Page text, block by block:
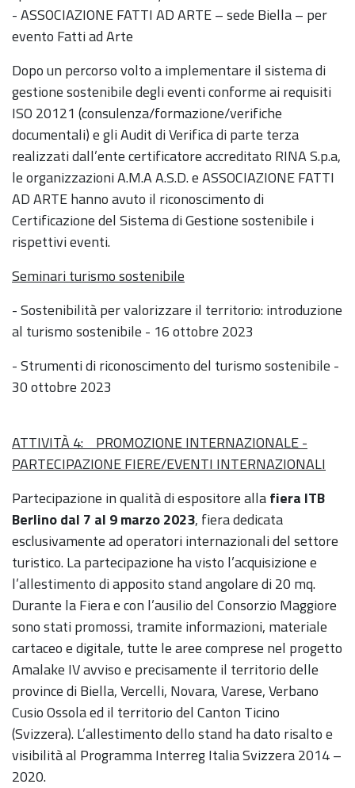
- ASSOCIAZIONE FATTI AD ARTE – sede Biella – per
evento Fatti ad Arte
Dopo un percorso volto a implementare il sistema di
gestione sostenibile degli eventi conforme ai requisiti
ISO 20121 (consulenza/formazione/verifiche
documentali) e gli Audit di Verifica di parte terza
realizzati dall’ente certificatore accreditato RINA S.p.a,
le organizzazioni A.M.A A.S.D. e ASSOCIAZIONE FATTI
AD ARTE hanno avuto il riconoscimento di
Certificazione del Sistema di Gestione sostenibile i
rispettivi eventi.
Seminari turismo sostenibile
- Sostenibilità per valorizzare il territorio: introduzione
al turismo sostenibile - 16 ottobre 2023
- Strumenti di riconoscimento del turismo sostenibile -
30 ottobre 2023
ATTIVITÀ 4: PROMOZIONE INTERNAZIONALE -
PARTECIPAZIONE FIERE/EVENTI INTERNAZIONALI
Partecipazione in qualità di espositore allafiera ITB
Berlino dal 7 al 9 marzo 2023, fiera dedicata
esclusivamente ad operatori internazionali del settore
turistico. La partecipazione ha visto l’acquisizione e
l’allestimento di apposito stand angolare di 20 mq.
Durante la Fiera e con l’ausilio del Consorzio Maggiore
sono stati promossi, tramite informazioni, materiale
cartaceo e digitale, tutte le aree comprese nel progetto
Amalake IV avviso e precisamente il territorio delle
province di Biella, Vercelli, Novara, Varese, Verbano
Cusio Ossola ed il territorio del Canton Ticino
(Svizzera). L’allestimento dello stand ha dato risalto e
visibilità al Programma Interreg Italia Svizzera 2014 –
2020.